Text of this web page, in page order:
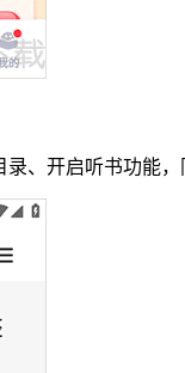
、开启听书功能